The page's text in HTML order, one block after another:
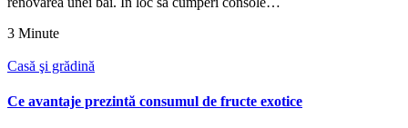
3 Minute
Casă şi grădină
Ce avantaje prezintă consumul de fructe exotice